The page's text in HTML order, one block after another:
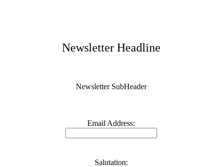
Newsletter Headline
Newsletter SubHeader
Email Address:
Salutation: